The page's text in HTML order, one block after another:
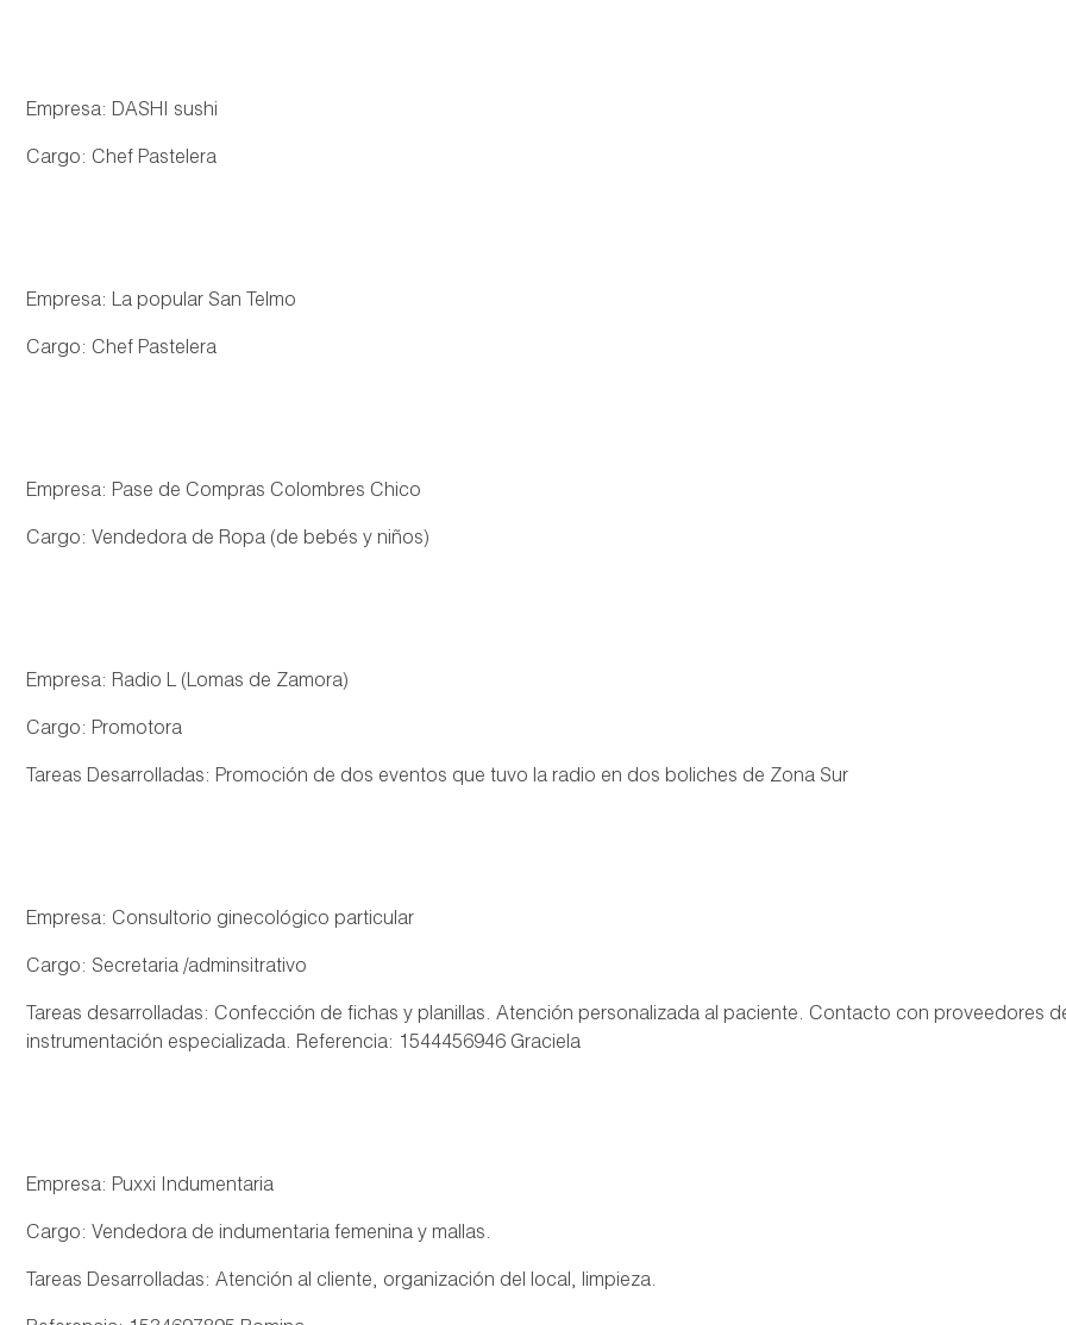
Empresa: DASHI sushi
Cargo: Chef Pastelera
Empresa: La popular San Telmo
Cargo: Chef Pastelera
Empresa: Pase de Compras Colombres Chico
Cargo: Vendedora de Ropa (de bebés y niños)
Empresa: Radio L (Lomas de Zamora)
Cargo: Promotora
Tareas Desarrolladas: Promoción de dos eventos que tuvo la radio en dos boliches de Zona Sur
Empresa: Consultorio ginecológico particular
Cargo: Secretaria /adminsitrativo
Tareas desarrolladas: Confección de fichas y planillas. Atención personalizada al paciente. Contacto con proveedores
instrumentación especializada. Referencia: 1544456946 Graciela
Empresa: Puxxi Indumentaria
Cargo: Vendedora de indumentaria femenina y mallas.
Tareas Desarrolladas: Atención al cliente, organización del local, limpieza.